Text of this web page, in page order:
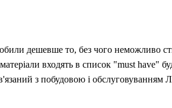
дешевше то, без чого неможливо
входять в список "must have"
з побудовою і обслуговуванням